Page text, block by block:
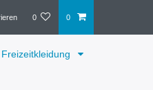
0 0
Freizeitkleidung